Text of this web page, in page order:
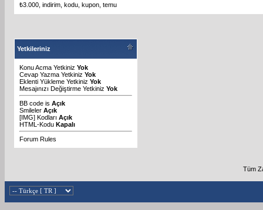
₺3.000 indirim kodu kupon temu
Yetkileriniz
Konu Acma Yetkiniz Yok
Cevap Yazma Yetkiniz Yok
Eklenti Yükleme Yetkiniz Yok
Mesajınızı Değiştirme Yetkiniz Yok
BB code is Açık
Smileler Açık
[IMG] Kodları Açık
HTML-Kodu Kapalı
Forum Rules
Tüm